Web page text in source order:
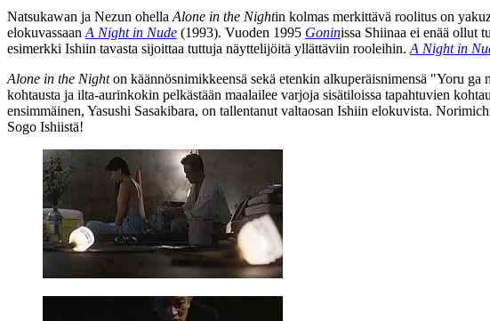
Natsukawan ja Nezun ohella Alone in the Nightin kolmas merkittävä roolitus on
elokuvassaan A Night in Nude (1993). Vuoden 1995 Goninissa Shiinaa ei enää ollut
esimerkki Ishiin tavasta sijoittaa tuttuja näyttelijöitä yllättäviin rooleihin. A Night in
Alone in the Nighton käännösnimikkeensä sekä etenkin alkuperäisnimensä "Yoru
kohtausta ja ilta-aurinkokin pelkästään maalailee varjoja sisätiloissa tapahtuvien
ensimmäinen, Yasushi Sasakibara, on tallentanut valtaosan Ishiin elokuvista.
Sogo Ishiistä!